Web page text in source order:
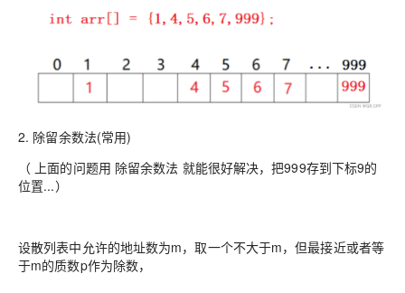
2. 除留余数法(常用)
（ 上面的问题用 除留余数法 就能很好解决，把999存到下标9的
位置...）
设散列表中允许的地址数为m，取一个不大于m，但最接近或者等
于m的质数p作为除数，